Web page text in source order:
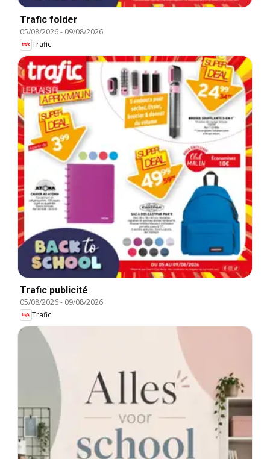
Trafic folder
05/08/2026- 09/08/2026
Trafic
Trafic publicité
05/08/2026- 09/08/2026
Trafic